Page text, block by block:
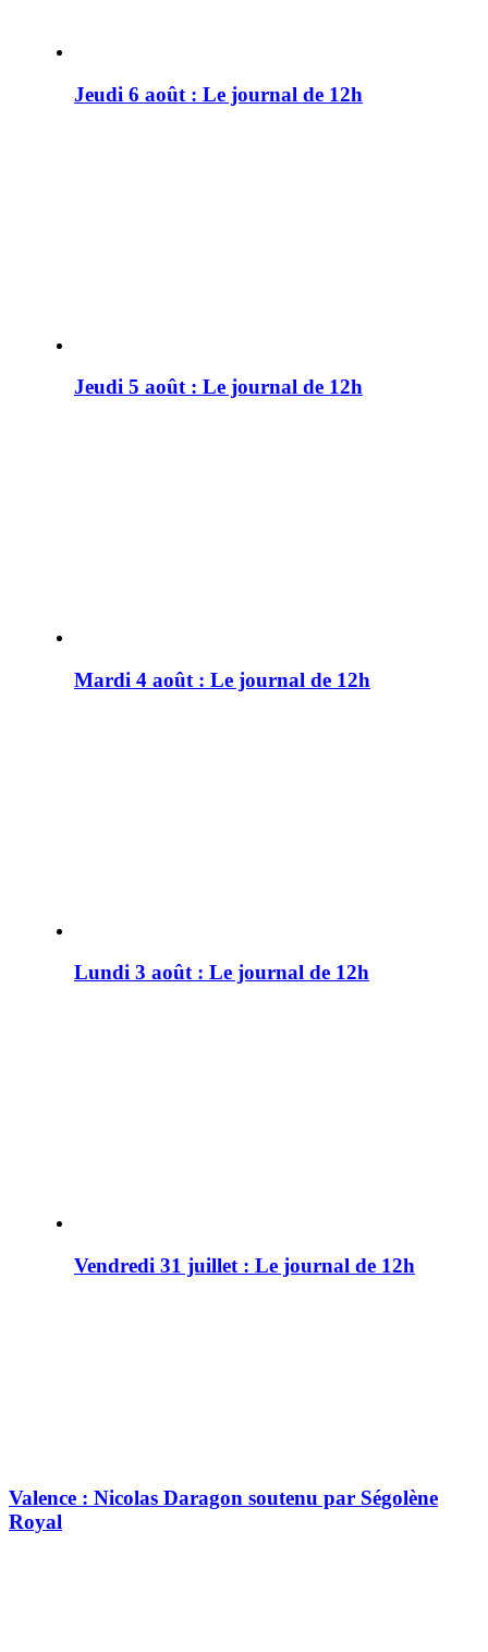
Jeudi 6 août : Le journal de 12h
Jeudi 5 août : Le journal de 12h
Mardi 4 août : Le journal de 12h
Lundi 3 août : Le journal de 12h
Vendredi 31 juillet : Le journal de 12h
Valence : Nicolas Daragon soutenu par Ségolène
Royal